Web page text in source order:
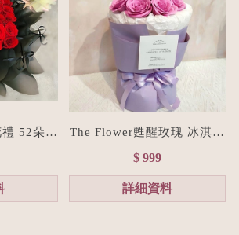
52朵進
七夕情人
The Flower甦醒玫瑰 冰淇淋
香皂花束(贈禮物提袋/色系
客製化）
$ 999
詳細資料